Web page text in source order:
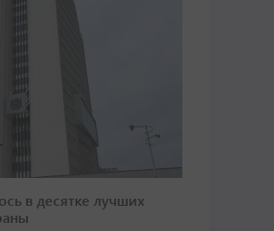
в десятке лучших